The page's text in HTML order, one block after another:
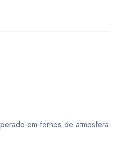
em fornos de atmosfera